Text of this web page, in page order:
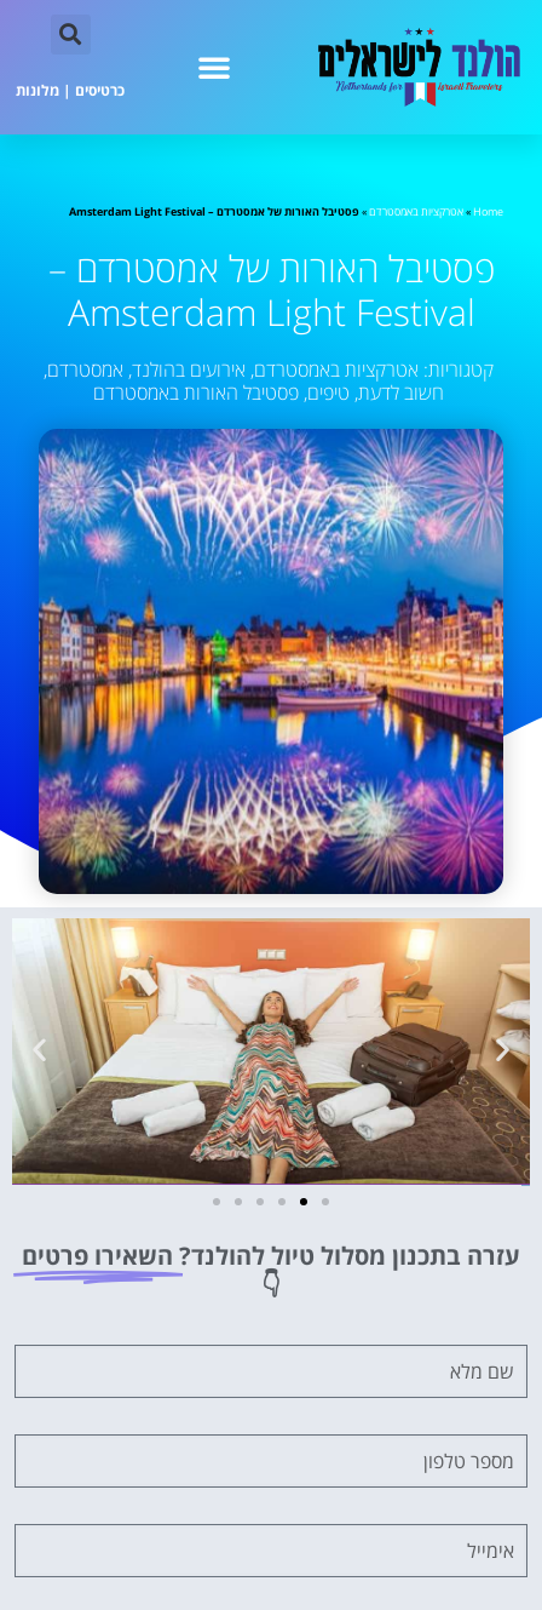
כרטיסים | מלונות
Home
»אטרקציות באמסטרדם»פסטיבל האורות של אמסטרדם – Amsterdam Light Festival
פסטיבל האורות של אמסטרדם –
Amsterdam Light Festival
קטגוריות: אטרקציות באמסטרדם, אירועים בהולנד, אמסטרדם,
חשוב לדעת, טיפים,פסטיבל האורות באמסטרדם
מציאת מלון
לחצו
עזרה בתכנון מסלול טיול להולנד? השאירו פרטים
👇